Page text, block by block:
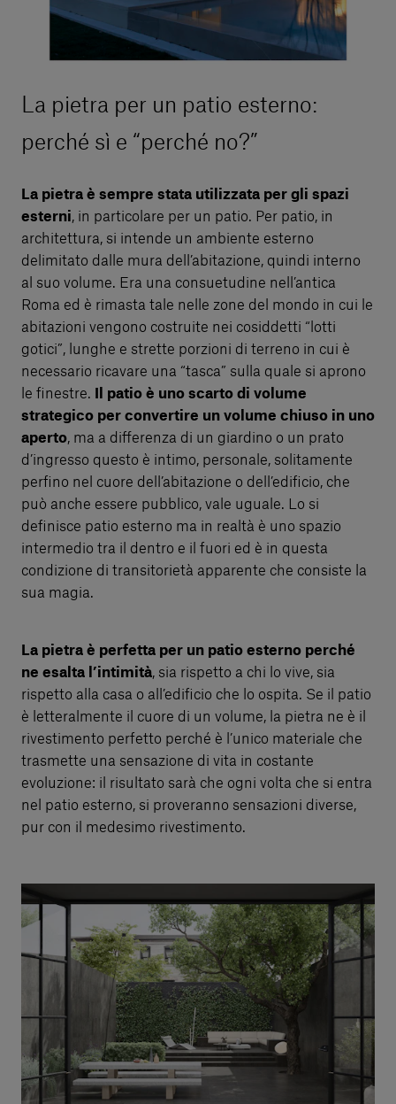
La pietra per un patio esterno:
perché sì e “perché no?”
La pietra è sempre stata utilizzata per gli spazi
esterni, in particolare per un patio. Per patio, in
architettura, si intende un ambiente esterno
delimitato dalle mura dell’abitazione, quindi interno
al suo volume. Era una consuetudine nell’antica
Roma ed è rimasta tale nelle zone del mondo in cui le
abitazioni vengono costruite nei cosiddetti “lotti
gotici”, lunghe e strette porzioni di terreno in cui è
necessario ricavare una “tasca” sulla quale si aprono
le finestre.
Il patio è uno scarto di volume
strategico per convertire un volume chiuso in uno
aperto, ma a differenza di un giardino o un prato
d’ingresso questo è intimo, personale, solitamente
perfino nel cuore dell’abitazione o dell’edificio, che
può anche essere pubblico, vale uguale. Lo si
definisce patio esterno ma in realtà è uno spazio
intermedio tra il dentro e il fuori ed è in questa
condizione di transitorietà apparente che consiste la
sua magia.
La pietra è perfetta per un patio esterno perché
ne esalta l’intimità, sia rispetto a chi lo vive, sia
rispetto alla casa o all’edificio che lo ospita. Se il patio
è letteralmente il cuore di un volume, la pietra ne è il
rivestimento perfetto perché è l’unico materiale che
trasmette una sensazione di vita in costante
evoluzione: il risultato sarà che ogni volta che si entra
nel patio esterno, si proveranno sensazioni diverse,
pur con il medesimo rivestimento.